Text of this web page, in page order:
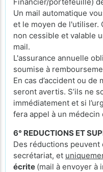
Un mail automatique
et le moyen de l'utiliser.
non cessible et valable
mail.
L'assurance annuelle
soumise à
En cas d’accident ou de
seront avertis. S’ils ne
immédiatement et si
fera appel à un
6° REDUCTIONS ET
Des réductions
secrétariat, et
écrite (mail à envoyer à